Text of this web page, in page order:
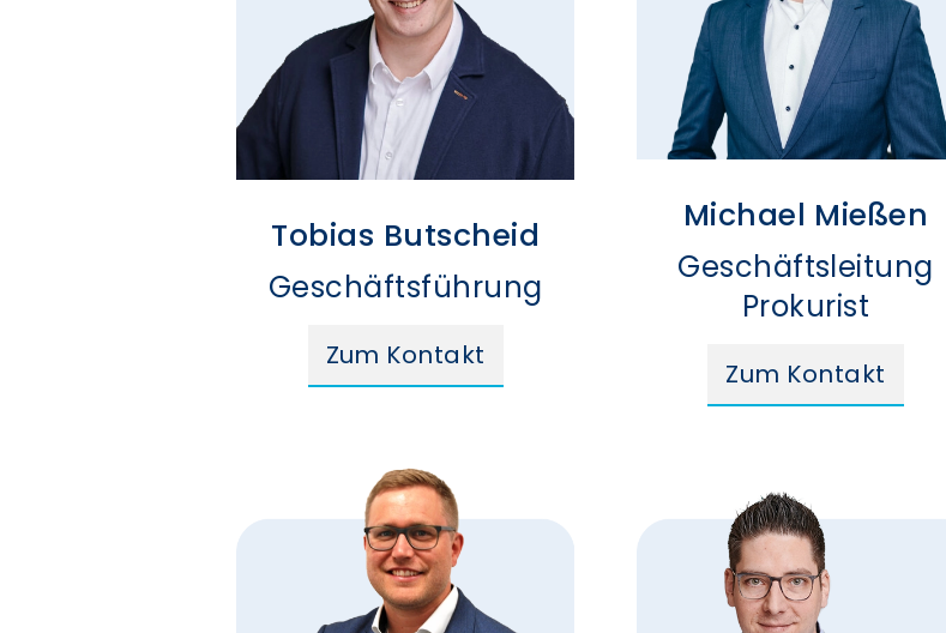
Tobias Butscheid
Geschäftsführung
Zum Kontakt
Michael Mießen
Geschäftsleitung
Prokurist
Zum Kontakt